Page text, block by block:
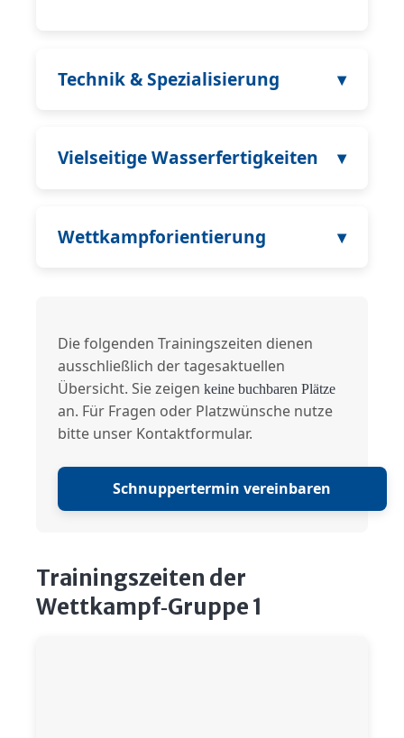
Technik & Spezialisierung
Vielseitige Wasserfertigkeiten
Wettkampforientierung
Die folgenden Trainingszeiten dienen
ausschließlich der tagesaktuellen
Übersicht. Sie zeigen keine buchbaren Plätze
an. Für Fragen oder Platzwünsche nutze
bitte unser Kontaktformular.
Schnuppertermin vereinbaren
Trainingszeiten der
Wettkampf‑Gruppe 1